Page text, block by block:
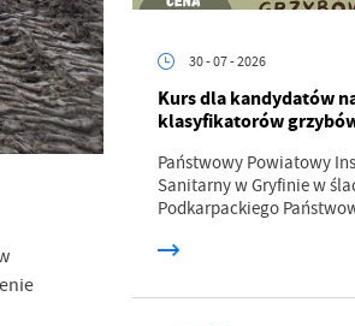
30 - 07 - 2026
Kurs dla kandydatów
klasyfikatorów
Państwowy Powiatowy
Sanitarny w Gryfinie w
Podkarpackiego